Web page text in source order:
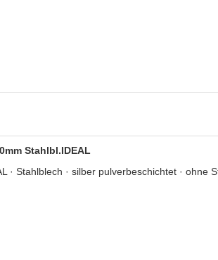
Stahlbl.IDEAL
· Stahlblech · silber pulverbeschichtet · ohne